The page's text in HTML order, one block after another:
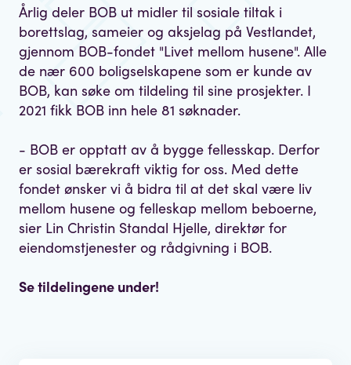
Årlig deler BOB ut midler til sosiale tiltak i
borettslag, sameier og aksjelag på Vestlandet,
gjennom BOB-fondet "Livet mellom husene". Alle
de nær 600 boligselskapene som er kunde av
BOB, kan søke om tildeling til sine prosjekter. I
2021 fikk BOB inn hele 81 søknader.
- BOB er opptatt av å bygge fellesskap. Derfor
er sosial bærekraft viktig for oss. Med dette
fondet ønsker vi å bidra til at det skal være liv
mellom husene og felleskap mellom beboerne,
sier Lin Christin Standal Hjelle, direktør for
eiendomstjenester og rådgivning i BOB.
Se tildelingene under!